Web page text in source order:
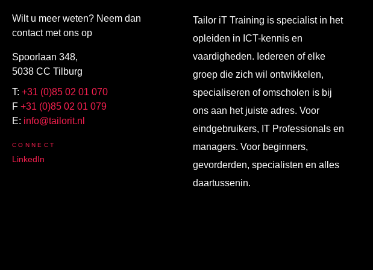
Wilt u meer weten? Neem dan
contact met ons op
Spoorlaan 348,
5038 CC Tilburg
T: +31 (0)85 02 01 070
F +31 (0)85 02 01 079
E: info@tailorit.nl
CONNECT
LinkedIn
Tailor iT Training is specialist in het
opleiden in ICT-kennis en
vaardigheden. Iedereen of elke
groep die zich wil ontwikkelen,
specialiseren of omscholen is bij
ons aan het juiste adres. Voor
eindgebruikers, IT Professionals en
managers. Voor beginners,
gevorderden, specialisten en alles
daartussenin.